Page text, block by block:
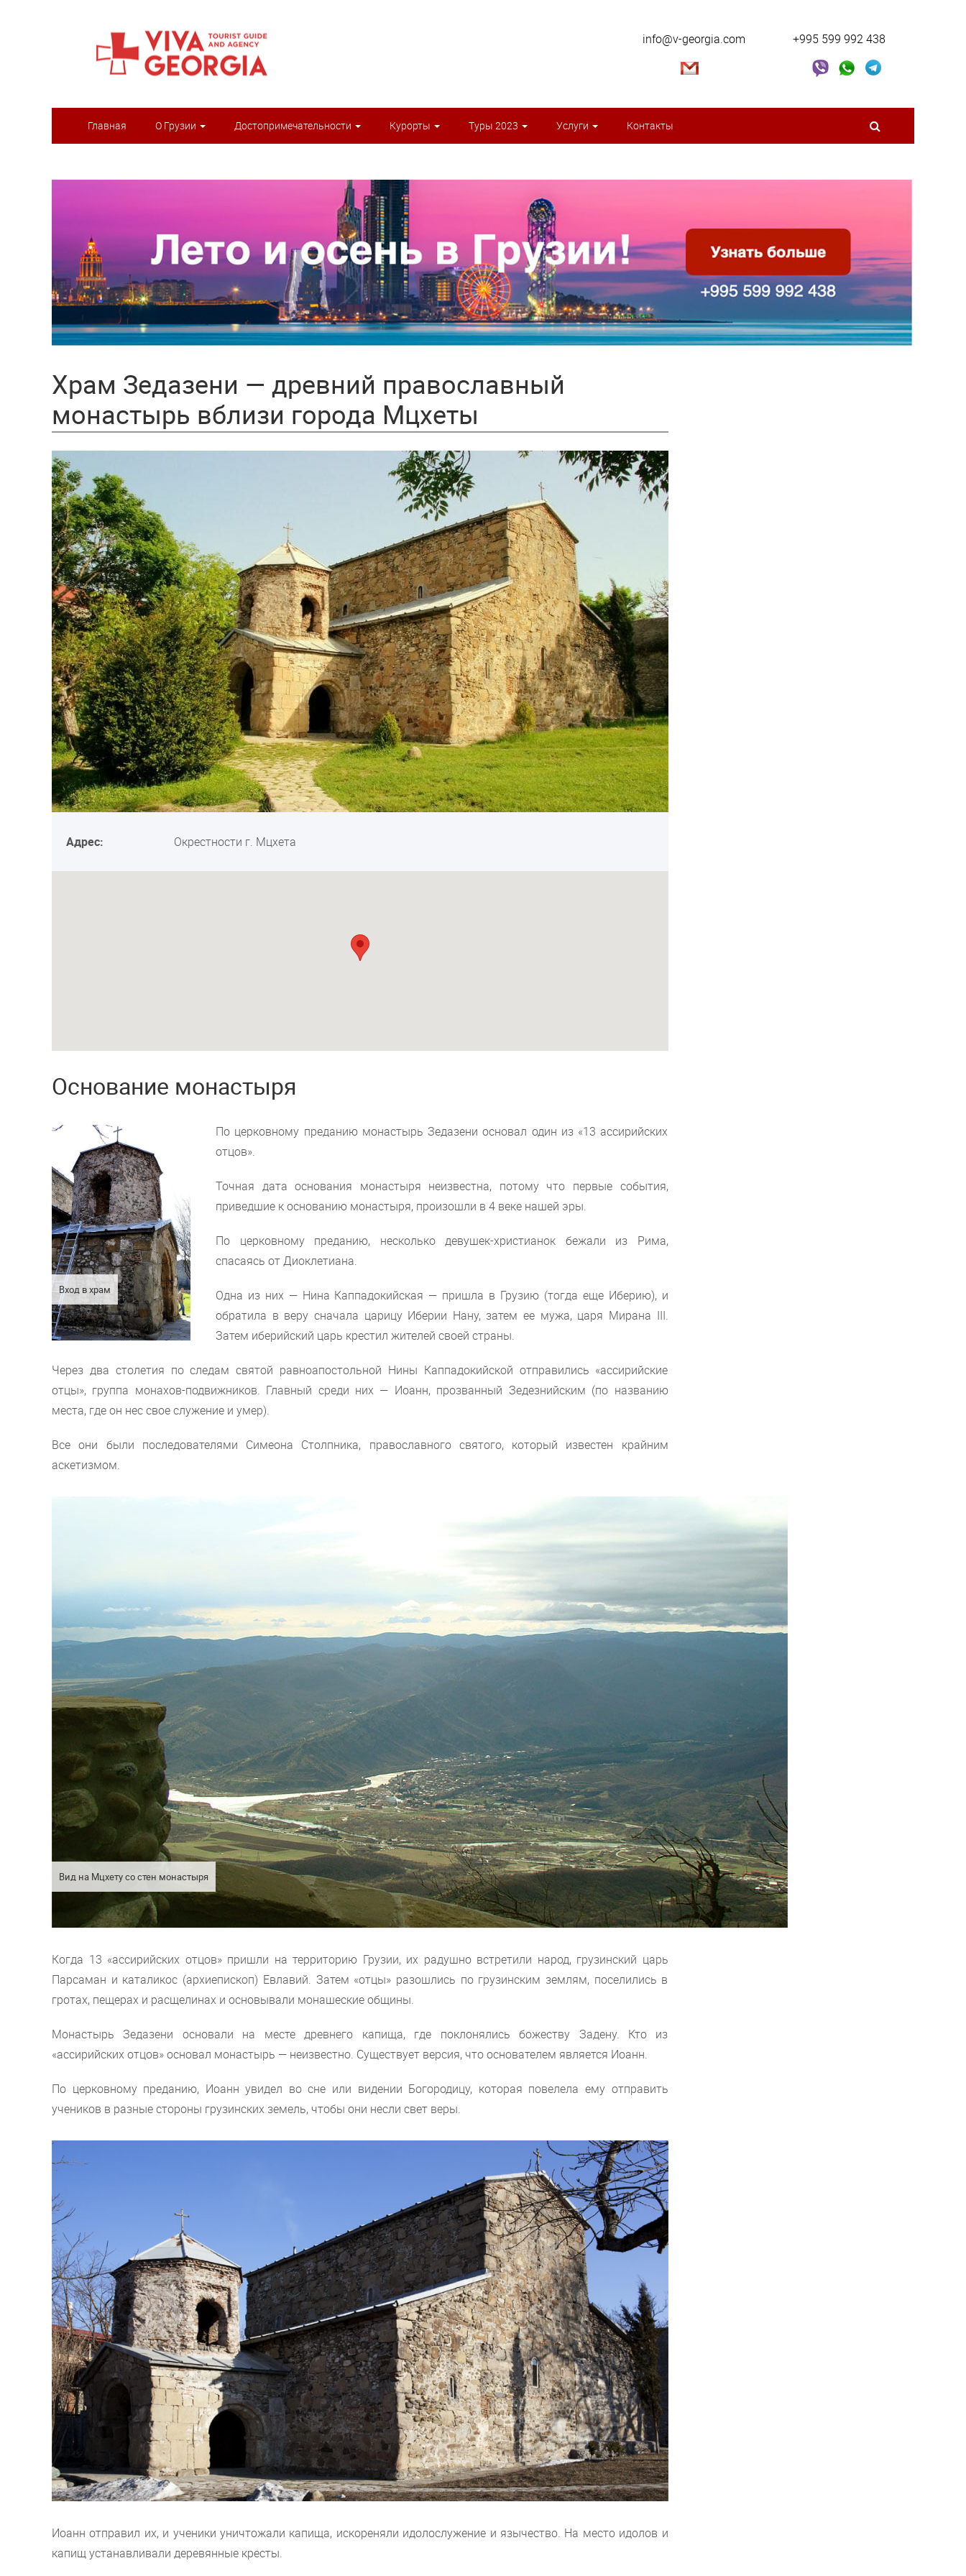
info@v-georgia.com +995 599 992 438
Главная О Грузии Достопримечательности Курорты Туры 2023 Услуги Контакты
Храм Зедазени — древний православный
монастырь вблизи города Мцхеты
Адрес: Окрестности г. Мцхета
Основание монастыря
Вход в храм
По церковному преданию монастырь Зедазени основал один из «13 ассирийских
отцов».
Точная дата основания монастыря неизвестна, потому что первые события,
приведшие к основанию монастыря, произошли в 4 веке нашей эры.
По церковному преданию, несколько девушек-христианок бежали из Рима,
спасаясь от Диоклетиана.
Одна из них — Нина Каппадокийская — пришла в Грузию (тогда еще Иберию), и
обратила в веру сначала царицу Иберии Нану, затем ее мужа, царя Мирана III.
Затем иберийский царь крестил жителей своей страны.
Через два столетия по следам святой равноапостольной Нины Каппадокийской отправились «ассирийские
отцы», группа монахов-подвижников. Главный среди них — Иоанн, прозванный Зедезнийским (по названию
места, где он нес свое служение и умер).
Все они были последователями Симеона Столпника, православного святого, который известен крайним
аскетизмом.
Вид на Мцхету со стен монастыря
Когда 13 «ассирийских отцов» пришли на территорию Грузии, их радушно встретили народ, грузинский царь
Парсаман и каталикос (архиепископ) Евлавий. Затем «отцы» разошлись по грузинским землям, поселились в
гротах, пещерах и расщелинах и основывали монашеские общины.
Монастырь Зедазени основали на месте древнего капища, где поклонялись божеству Задену. Кто из
«ассирийских отцов» основал монастырь — неизвестно. Существует версия, что основателем является Иоанн.
По церковному преданию, Иоанн увидел во сне или видении Богородицу, которая повелела ему отправить
учеников в разные стороны грузинских земель, чтобы они несли свет веры.
Иоанн отправил их, и ученики уничтожали капища, искореняли идолослужение и язычество. На место идолов и
капищ устанавливали деревянные кресты.